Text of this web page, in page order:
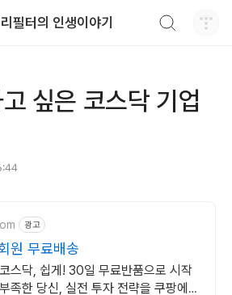
필터의 인생이야기
싶은 코스닥 기업
광고
원 무료배송
스닥, 쉽게! 30일 무료반품으로 시작
족한 당신, 실전 투자 전략을 쿠팡에서